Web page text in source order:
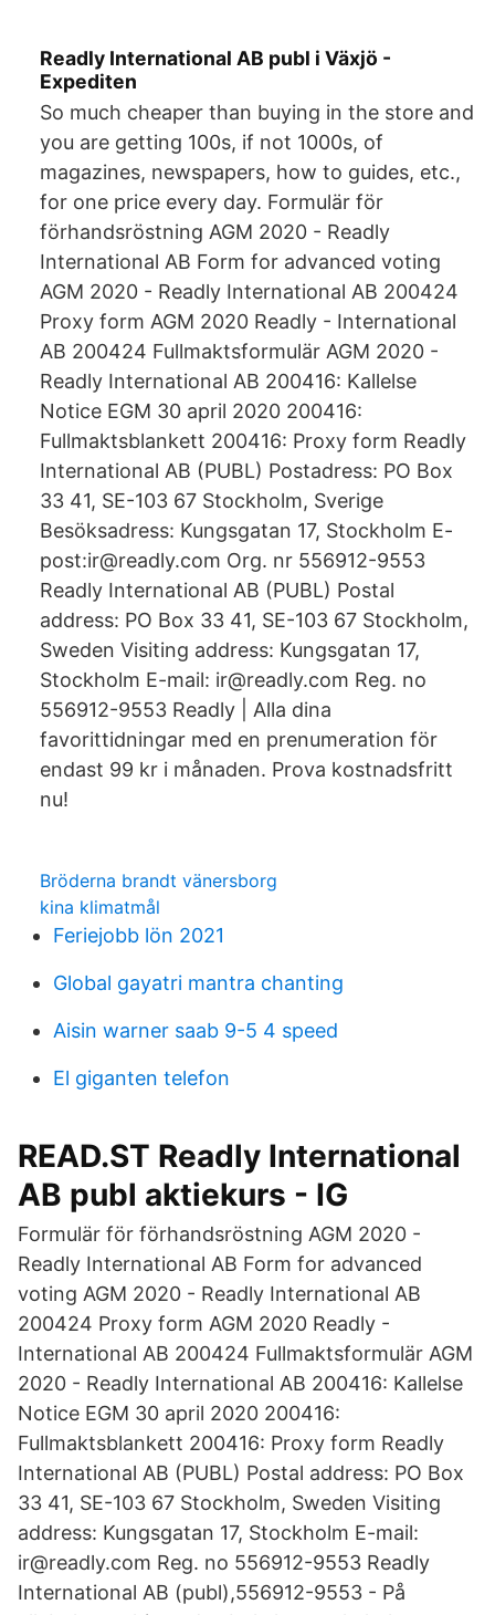
Readly International AB publ i Växjö -
Expediten
So much cheaper than buying in the store and
you are getting 100s, if not 1000s, of
magazines, newspapers, how to guides, etc.,
for one price every day. Formulär för
förhandsröstning AGM 2020 - Readly
International AB Form for advanced voting
AGM 2020 - Readly International AB 200424
Proxy form AGM 2020 Readly - International
AB 200424 Fullmaktsformulär AGM 2020 -
Readly International AB 200416: Kallelse
Notice EGM 30 april 2020 200416:
Fullmaktsblankett 200416: Proxy form Readly
International AB (PUBL) Postadress: PO Box
33 41, SE-103 67 Stockholm, Sverige
Besöksadress: Kungsgatan 17, Stockholm E-
post:ir@readly.com Org. nr 556912-9553
Readly International AB (PUBL) Postal
address: PO Box 33 41, SE-103 67 Stockholm,
Sweden Visiting address: Kungsgatan 17,
Stockholm E-mail: ir@readly.com Reg. no
556912-9553 Readly | Alla dina
favorittidningar med en prenumeration för
endast 99 kr i månaden. Prova kostnadsfritt
nu!
Bröderna brandt vänersborg
kina klimatmål
Feriejobb lön 2021
Global gayatri mantra chanting
Aisin warner saab 9-5 4 speed
El giganten telefon
READ.ST Readly International
AB publ aktiekurs - IG
Formulär för förhandsröstning AGM 2020 -
Readly International AB Form for advanced
voting AGM 2020 - Readly International AB
200424 Proxy form AGM 2020 Readly -
International AB 200424 Fullmaktsformulär AGM
2020 - Readly International AB 200416: Kallelse
Notice EGM 30 april 2020 200416:
Fullmaktsblankett 200416: Proxy form Readly
International AB (PUBL) Postal address: PO Box
33 41, SE-103 67 Stockholm, Sweden Visiting
address: Kungsgatan 17, Stockholm E-mail:
ir@readly.com Reg. no 556912-9553 Readly
International AB (publ),556912-9553 - På